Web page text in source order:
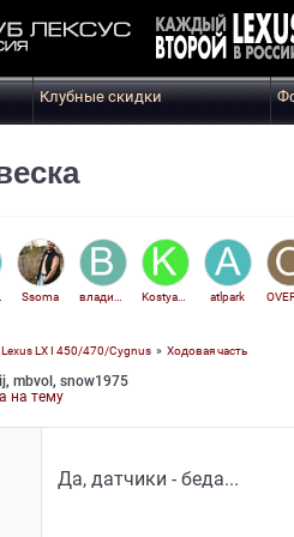
Клубные скидки
Ssoma Kostya51 atlpark
Lexus LX I 450/470/Cygnus» Ходовая часть
, mbvol , snow1975
на тему
Да, датчики - беда...